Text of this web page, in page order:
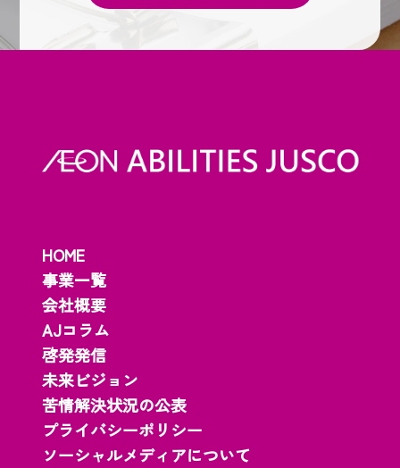
HOME
事業一覧
会社概要
AJコラム
啓発発信
未来ビジョン
苦情解決状況の公表
プライバシーポリシー
ソーシャルメディアについて